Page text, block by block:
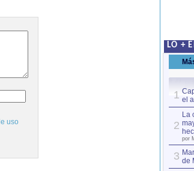
uso
LO +
1 el
2
La
por
3 de